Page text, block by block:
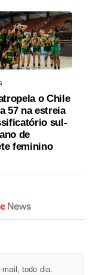
o Chile
57 na estreia
sul-
de
feminino
todo dia.